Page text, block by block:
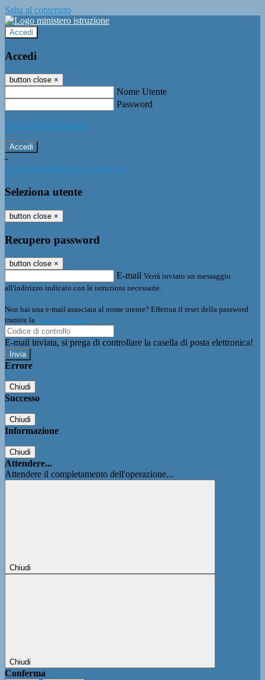
Salta al contenuto
Accedi
Accedi
button close ×
Nome Utente
Password
Password dimenticata?
-
Entra con SPID Entra con CIE
Seleziona utente
button close ×
Recupero password
button close ×
E-mail Verrà inviato un messaggio
all'indirizzo indicato con le istruzioni necessarie.
Non hai una e-mail associata al nome utente? Effettua il reset della password
tramite la Login Spaggiari
E-mail inviata, si prega di controllare la casella di posta elettronica!
Errore
Chiudi
Successo
Chiudi
Informazione
Chiudi
Attendere...
Attendere il completamento dell'operazione...
Chiudi
Chiudi
Conferma